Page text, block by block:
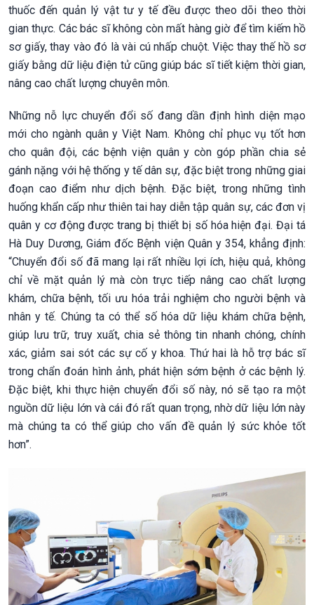
thuốc đến quản lý vật tư y tế đều được theo dõi theo thời
gian thực. Các bác sĩ không còn mất hàng giờ để tìm kiếm hồ
sơ giấy, thay vào đó là vài cú nhấp chuột. Việc thay thế hồ sơ
giấy bằng dữ liệu điện tử cũng giúp bác sĩ tiết kiệm thời gian,
nâng cao chất lượng chuyên môn.
Những nỗ lực chuyển đổi số đang dần định hình diện mạo
mới cho ngành quân y Việt Nam. Không chỉ phục vụ tốt hơn
cho quân đội, các bệnh viện quân y còn góp phần chia sẻ
gánh nặng với hệ thống y tế dân sự, đặc biệt trong những giai
đoạn cao điểm như dịch bệnh. Đặc biệt, trong những tình
huống khẩn cấp như thiên tai hay diễn tập quân sự, các đơn vị
quân y cơ động được trang bị thiết bị số hóa hiện đại. Đại tá
Hà Duy Dương, Giám đốc Bệnh viện Quân y 354, khẳng định:
“Chuyển đổi số đã mang lại rất nhiều lợi ích, hiệu quả, không
chỉ về mặt quản lý mà còn trực tiếp nâng cao chất lượng
khám, chữa bệnh, tối ưu hóa trải nghiệm cho người bệnh và
nhân y tế. Chúng ta có thể số hóa dữ liệu khám chữa bệnh,
giúp lưu trữ, truy xuất, chia sẻ thông tin nhanh chóng, chính
xác, giảm sai sót các sự cố y khoa. Thứ hai là hỗ trợ bác sĩ
trong chẩn đoán hình ảnh, phát hiện sớm bệnh ở các bệnh lý.
Đặc biệt, khi thực hiện chuyển đổi số này, nó sẽ tạo ra một
nguồn dữ liệu lớn và cái đó rất quan trọng, nhờ dữ liệu lớn này
mà chúng ta có thể giúp cho vấn đề quản lý sức khỏe tốt
hơn”.